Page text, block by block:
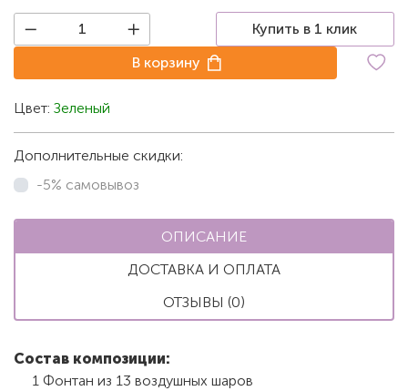
Купить в 1 клик
В корзину
Цвет: Зеленый
Дополнительные скидки:
-5% самовывоз
ОПИСАНИЕ
ДОСТАВКА И ОПЛАТА
ОТЗЫВЫ (0)
Состав композиции:
1 Фонтан из 13 воздушных шаров